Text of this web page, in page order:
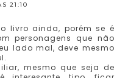
21:10
livro ainda, porém se é
personagens que não
lado mal, deve mesmo
mesmo que seja de